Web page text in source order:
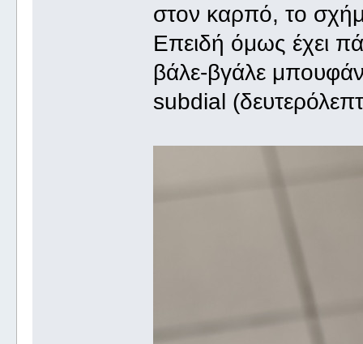
στον καρπό, το
Επειδή όμως έχει
βάλε-βγάλε
subdial